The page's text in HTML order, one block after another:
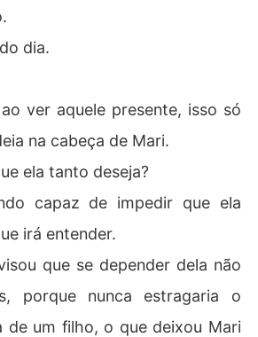
dia.
ver aquele presente, isso só
na cabeça de Mari.
ela tanto deseja?
capaz de impedir que ela
irá entender.
que se depender dela não
porque nunca estragaria o
de um filho, o que deixou Mari